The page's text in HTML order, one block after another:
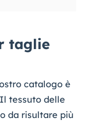
taglie
catalogo è
tessuto delle
da risultare più